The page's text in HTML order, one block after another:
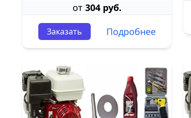
от 304 руб.
Заказать Подробнее